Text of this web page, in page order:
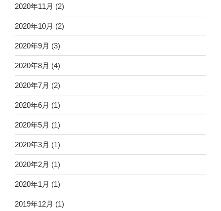
2020年11月 (2)
2020年10月 (2)
2020年9月 (3)
2020年8月 (4)
2020年7月 (2)
2020年6月 (1)
2020年5月 (1)
2020年3月 (1)
2020年2月 (1)
2020年1月 (1)
2019年12月 (1)